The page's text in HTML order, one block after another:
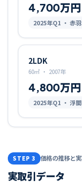
4,700万円
2025年Q1 ・ 赤
2LDK
60㎡ ・ 2007年
4,800万円
2025年Q1 ・ 浮間
STEP 3 価格の推移と
実取引データ